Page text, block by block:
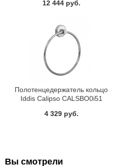
12 444 руб.
Полотенцедержатель кольцо
Iddis Calipso CALSBO0i51
4 329 руб.
Вы смотрели